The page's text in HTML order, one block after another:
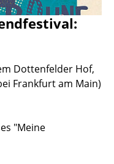
Dottenfelder Hof,
Frankfurt am Main)
"Meine